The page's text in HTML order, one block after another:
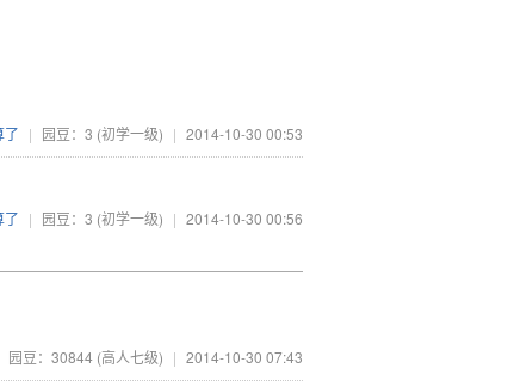
了 | 园豆：3 (初学一级) | 2014-10-30 00:53
了 | 园豆：3 (初学一级) | 2014-10-30 00:56
园豆：30844 (高人七级) | 2014-10-30 07:43